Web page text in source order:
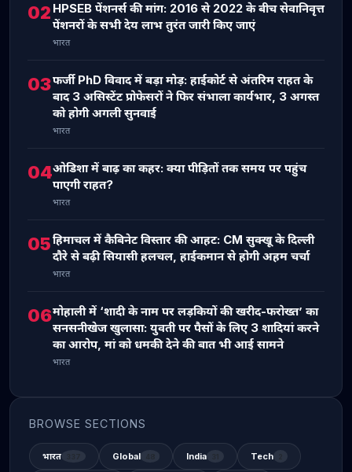
02 HPSEB पेंशनर्स की मांग: 2016 से 2022 के बीच सेवानिवृत्त
पेंशनरों के सभी देय लाभ तुरंत जारी किए जाएं
भारत
03फर्जी PhD विवाद में बड़ा मोड़: हाईकोर्ट से अंतरिम राहत के
बाद 3 असिस्टेंट प्रोफेसरों ने फिर संभाला कार्यभार, 3 अगस्त
को होगी अगली सुनवाई
भारत
04ओडिशा में बाढ़ का कहर: क्या पीड़ितों तक समय पर पहुंच
पाएगी राहत?
भारत
05हिमाचल में कैबिनेट विस्तार की आहट: CM सुक्खू के दिल्ली
दौरे से बढ़ी सियासी हलचल, हाईकमान से होगी अहम चर्चा
भारत
06मोहाली में ‘शादी के नाम पर लड़कियों की खरीद-फरोख्त’ का
सनसनीखेज खुलासा: युवती पर पैसों के लिए 3 शादियां करने
का आरोप, मां को धमकी देने की बात भी आई सामने
भारत
BROWSE SECTIONS
भारत Global India Tech